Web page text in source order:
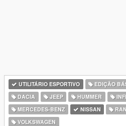
UTILITÁRIO ESPORTIVO EDIÇÃO
DACIA
JEEP HUMMER
MERCEDES-BENZ
NISSAN
VOLKSWAGEN